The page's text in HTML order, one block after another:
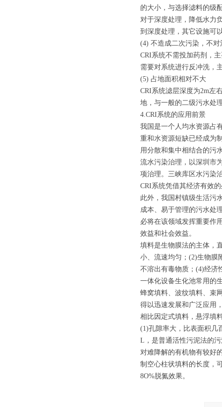
的大小，与选择滤料的级
对于深度处理，降低水力
到深度处理，其它设施可
(4) 不造成二次污染，不
CRI系统不需投加药剂，
需要对系统进行反冲洗，
(5) 占地面积相对不大
CRI系统滤层深度为2m左
地，与一般的二级污水处
4.CRI系统的应用前景
我国是一个人均水资源占
重和水资源短缺已经成为
用分散和集中相结合的污
流水污染治理，以深圳市
项治理。三峡库区水污染
CRI系统凭借其经济有效
此外，我国村镇级生活污
成本、易于管理的污水处
必将在该领域发挥重要作
效益和社会效益。
填料是生物膜法的主体，
小、流速均匀；(2)生物膜
不溶出有毒物质；(4)经济
一体化设备生化池常用的
蜂窝填料、波纹填料、束
得以迅速发展和广泛应用
相比因定式填料，悬浮填
(1)孔隙率大，比表面积几
L，是普通活性污泥法的
对难降解的有机物有较好
制空心柱状填料的长度，
8O%脱氮效果。